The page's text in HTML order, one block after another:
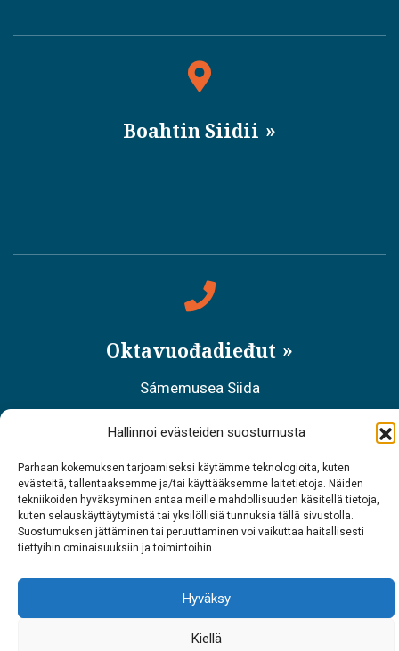
Hallinnoi evästeiden suostumusta
Parhaan kokemuksen tarjoamiseksi käytämme teknologioita, kuten
evästeitä, tallentaaksemme ja/tai käyttääksemme laitetietoja. Näiden
tekniikoiden hyväksyminen antaa meille mahdollisuuden käsitellä tietoja,
kuten selauskäyttäytymistä tai yksilöllisiä tunnuksia tällä sivustolla.
Suostumuksen jättäminen tai peruuttaminen voi vaikuttaa haitallisesti
tiettyihin ominaisuuksiin ja toimintoihin.
Hyväksy
Kiellä
Boahtin Siidii
Oktavuođadieđut
Sámemusea Siida
Tel. 0400 898 212
Meahciráđđehusa áššehasbálvalanbáiki
Tel. 0206 39 7740
Restoráŋŋa Sarrit